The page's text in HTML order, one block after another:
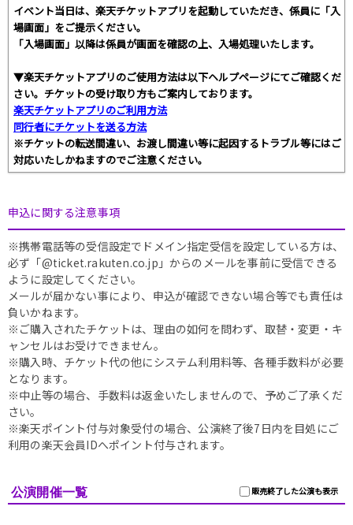
イベント当日は、楽天チケットアプリを起動していただき、係員に「入
場画面」をご提示ください。
「入場画面」以降は係員が画面を確認の上、入場処理いたします。
▼楽天チケットアプリのご使用方法は以下ヘルプページにてご確認くだ
さい。チケットの受け取り方もご案内しております。
楽天チケットアプリのご利用方法
同行者にチケットを送る方法
※チケットの転送間違い、お渡し間違い等に起因するトラブル等にはご
対応いたしかねますのでご注意ください。
申込に関する注意事項
※携帯電話等の受信設定でドメイン指定受信を設定している方は、
必ず「@ticket.rakuten.co.jp」からのメールを事前に受信できる
ように設定してください。
メールが届かない事により、申込が確認できない場合等でも責任は
負いかねます。
※ご購入されたチケットは、理由の如何を問わず、取替・変更・キ
ャンセルはお受けできません。
※購入時、チケット代の他にシステム利用料等、各種手数料が必要
となります。
※中止等の場合、手数料は返金いたしませんので、予めご了承くだ
さい。
※楽天ポイント付与対象受付の場合、公演終了後7日内を目処にご
利用の楽天会員IDへポイント付与されます。
販売終了した公演も表示
公演開催一覧